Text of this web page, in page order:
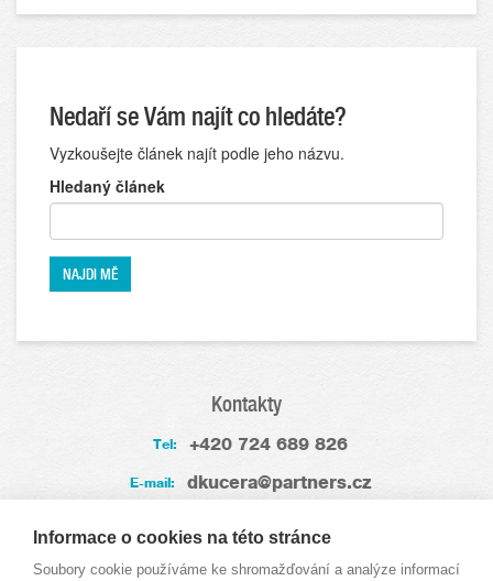
Nedaří se Vám najít co hledáte?
Vyzkoušejte článek najít podle jeho názvu.
Hledaný článek
Kontakty
Tel: +420 724 689 826
E-mail: dkucera@partners.cz
Zkušenosti
Informace o cookies na této stránce
Soubory cookie používáme ke shromažďování a analýze informací